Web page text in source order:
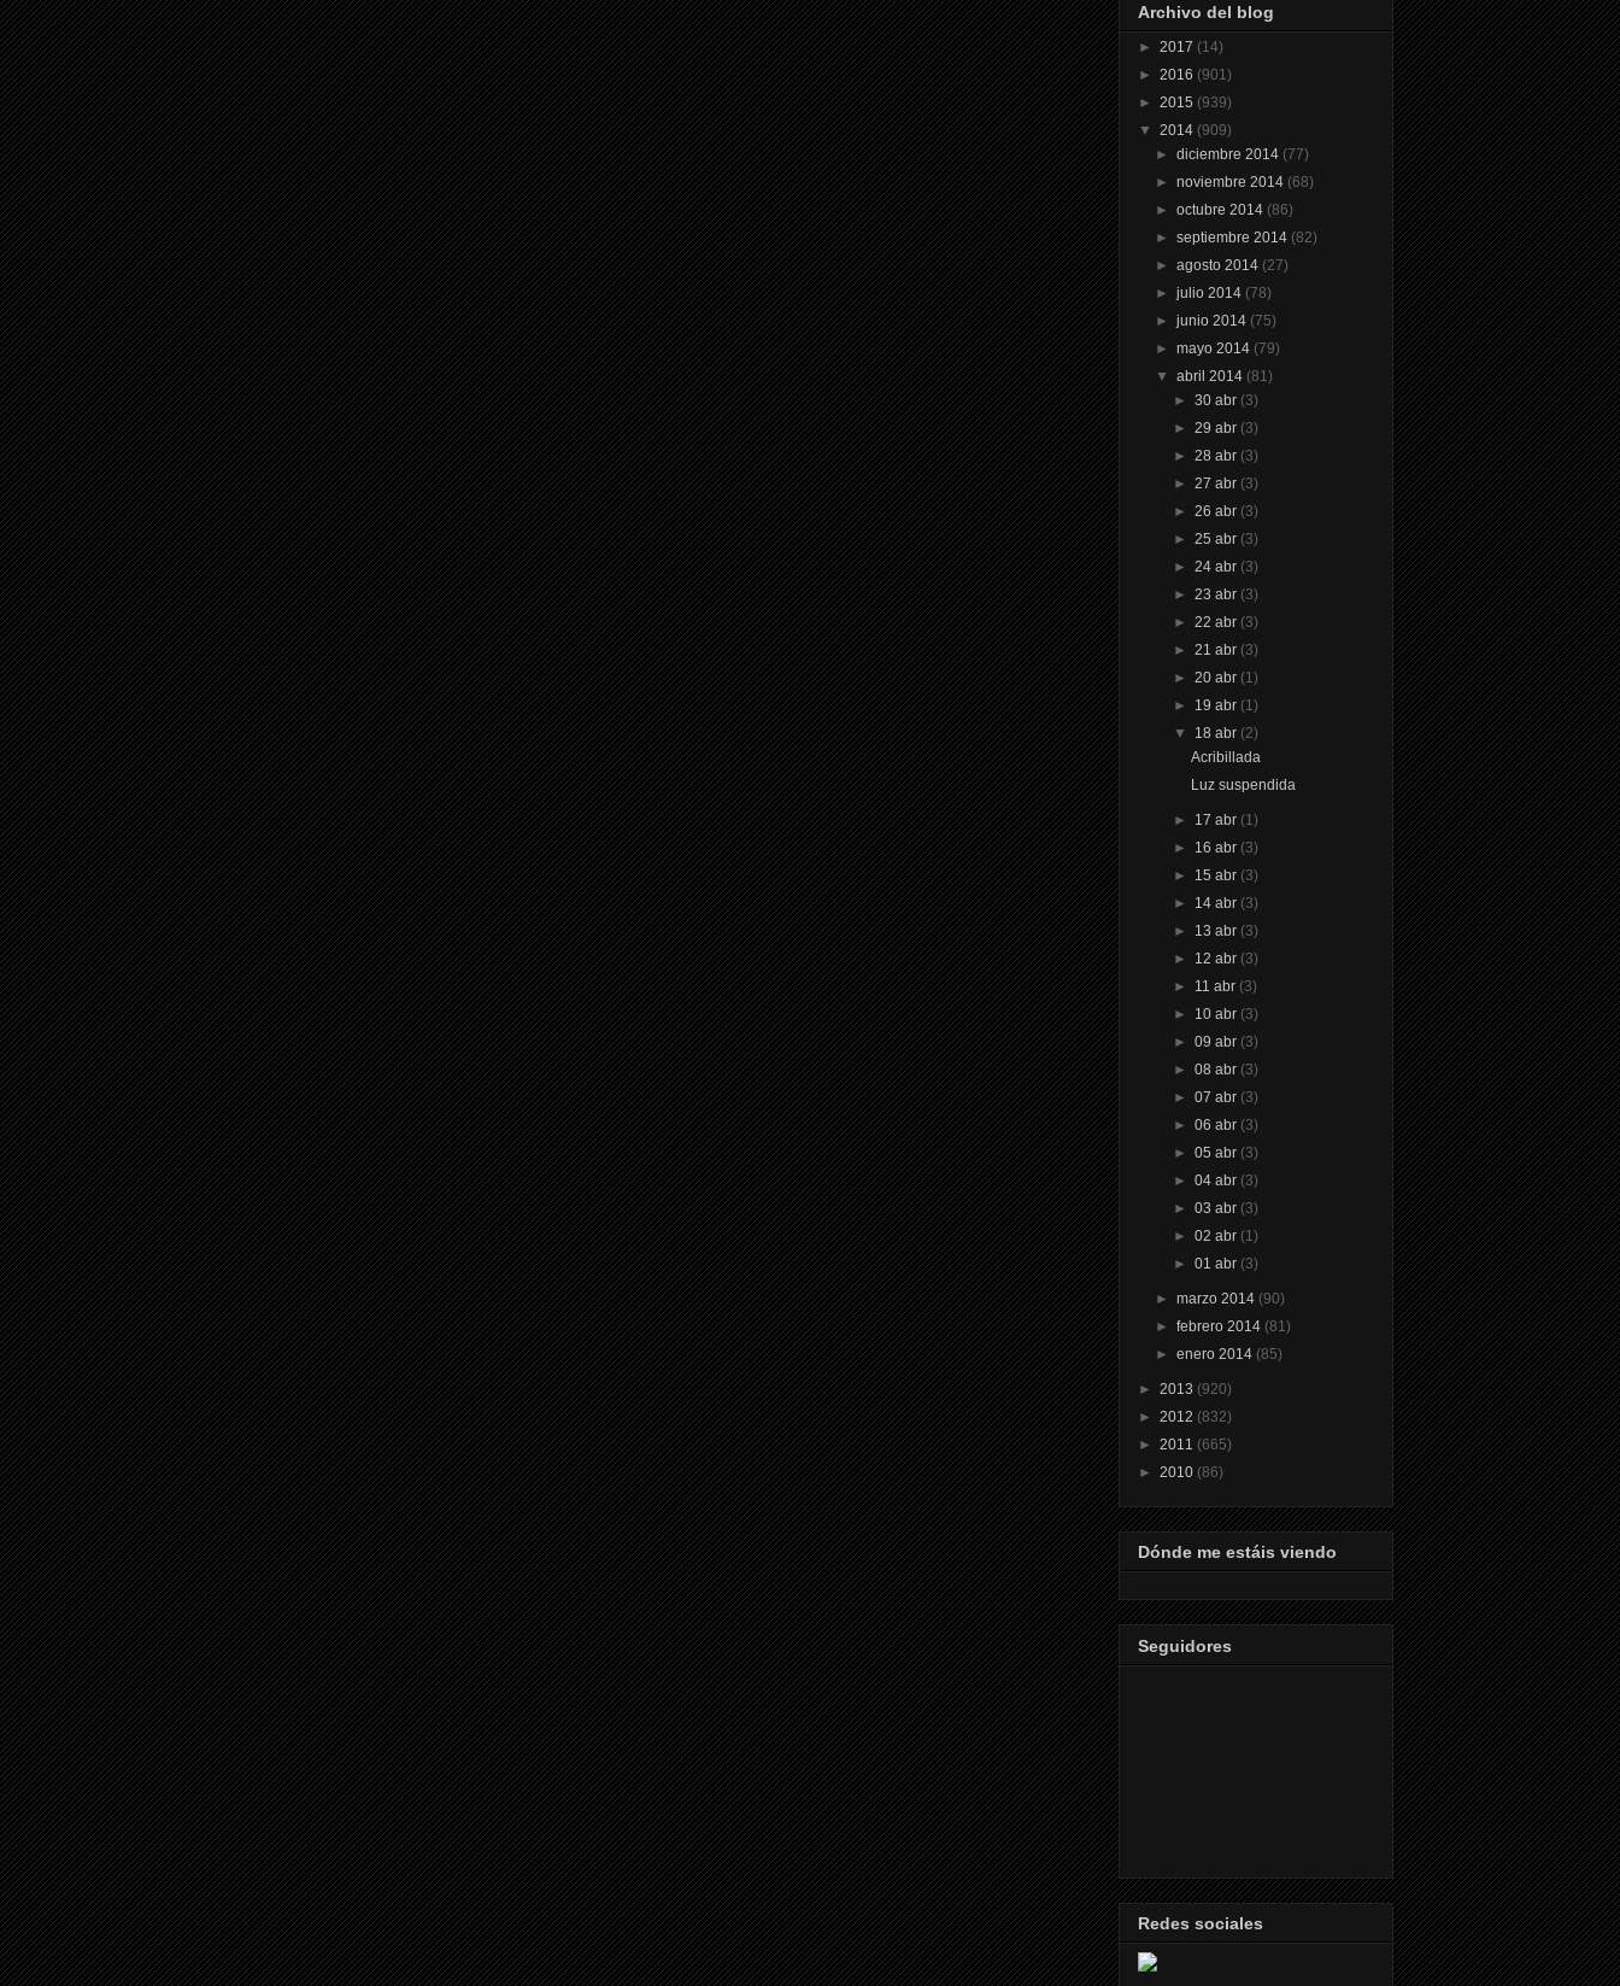
Archivo del blog
► 2017 (14)
► 2016 (901)
► 2015 (939)
▼ 2014 (909)
►diciembre 2014 (77)
►noviembre 2014 (68)
►octubre 2014 (86)
►septiembre 2014 (82)
►agosto 2014 (27)
►julio 2014 (78)
►junio 2014 (75)
►mayo 2014 (79)
▼abril 2014 (81)
► 30 abr (3)
► 29 abr (3)
► 28 abr (3)
► 27 abr (3)
► 26 abr (3)
► 25 abr (3)
► 24 abr (3)
► 23 abr (3)
► 22 abr (3)
► 21 abr (3)
► 20 abr (1)
► 19 abr (1)
▼ 18 abr (2)
Acribillada
Luz suspendida
► 17 abr (1)
► 16 abr (3)
► 15 abr (3)
► 14 abr (3)
► 13 abr (3)
► 12 abr (3)
► 11 abr (3)
► 10 abr (3)
► 09 abr (3)
► 08 abr (3)
► 07 abr (3)
► 06 abr (3)
► 05 abr (3)
► 04 abr (3)
► 03 abr (3)
► 02 abr (1)
► 01 abr (3)
►marzo 2014 (90)
►febrero 2014 (81)
►enero 2014 (85)
► 2013 (920)
► 2012 (832)
► 2011 (665)
► 2010 (86)
Dónde me estáis viendo
Seguidores
Redes sociales